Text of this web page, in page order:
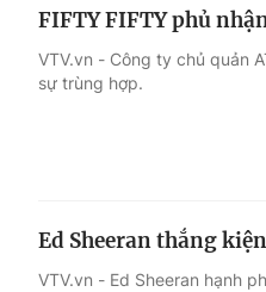
FIFTY FIFTY phủ
VTV.vn - Công ty chủ quản
sự trùng hợp.
Ed Sheeran thắng
VTV.vn - Ed Sheeran hạnh